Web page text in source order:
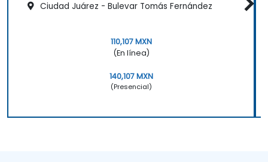
Ciudad Juárez - Bulevar Tomás Fernández
110,107 MXN
(En línea)
140,107 MXN
(Presencial)